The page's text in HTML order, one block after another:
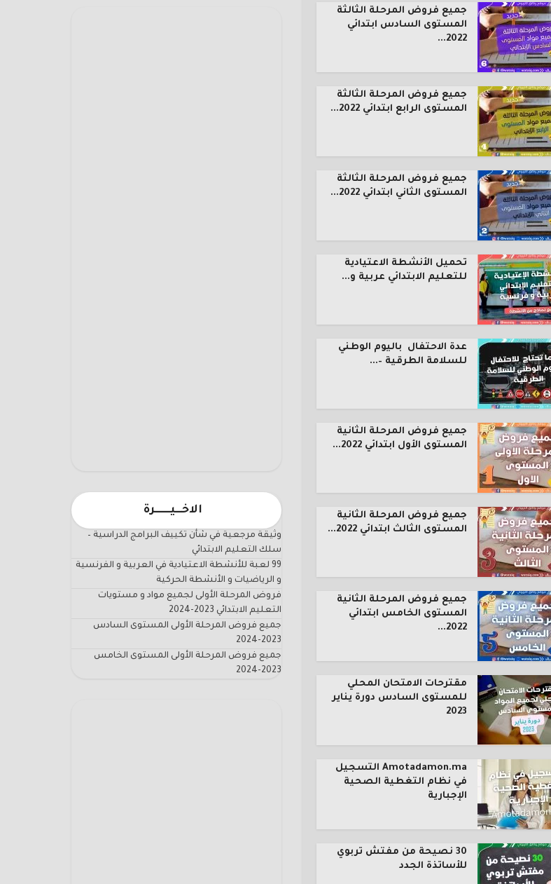
الاخـــيـــــــرة
وثيقة مرجعية في شأن تكييف البرامج الدراسية –
سلك التعليم الابتدائي
99 لعبة للأنشطة الاعتيادية في العربية و الفرنسية
و الرياضيات و الأنشطة الحركية
فروض المرحلة الأولى لجميع مواد و مستويات
التعليم الابتدائي 2023-2024
جميع فروض المرحلة الأولى المستوى السادس
2023-2024
جميع فروض المرحلة الأولى المستوى الخامس
2023-2024
جميع فروض المرحلة الثالثة
المستوى السادس ابتدائي
2022...
جميع فروض المرحلة الثالثة
المستوى الرابع ابتدائي 2022...
جميع فروض المرحلة الثالثة
المستوى الثاني ابتدائي 2022...
تحميل الأنشطة الاعتيادية
للتعليم الابتدائي عربية و...
عدة الاحتفال باليوم الوطني
للسلامة الطرقية –...
جميع فروض المرحلة الثانية
المستوى الأول ابتدائي 2022...
جميع فروض المرحلة الثانية
المستوى الثالث ابتدائي 2022...
جميع فروض المرحلة الثانية
المستوى الخامس ابتدائي
2022...
مقترحات الامتحان المحلي
للمستوى السادس دورة يناير
2023
Amotadamon.ma التسجيل
في نظام التغطية الصحية
الإجبارية
30 نصيحة من مفتش تربوي
للأساتذة الجدد